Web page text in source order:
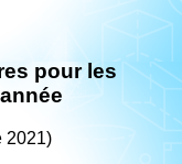
pour les
2021)